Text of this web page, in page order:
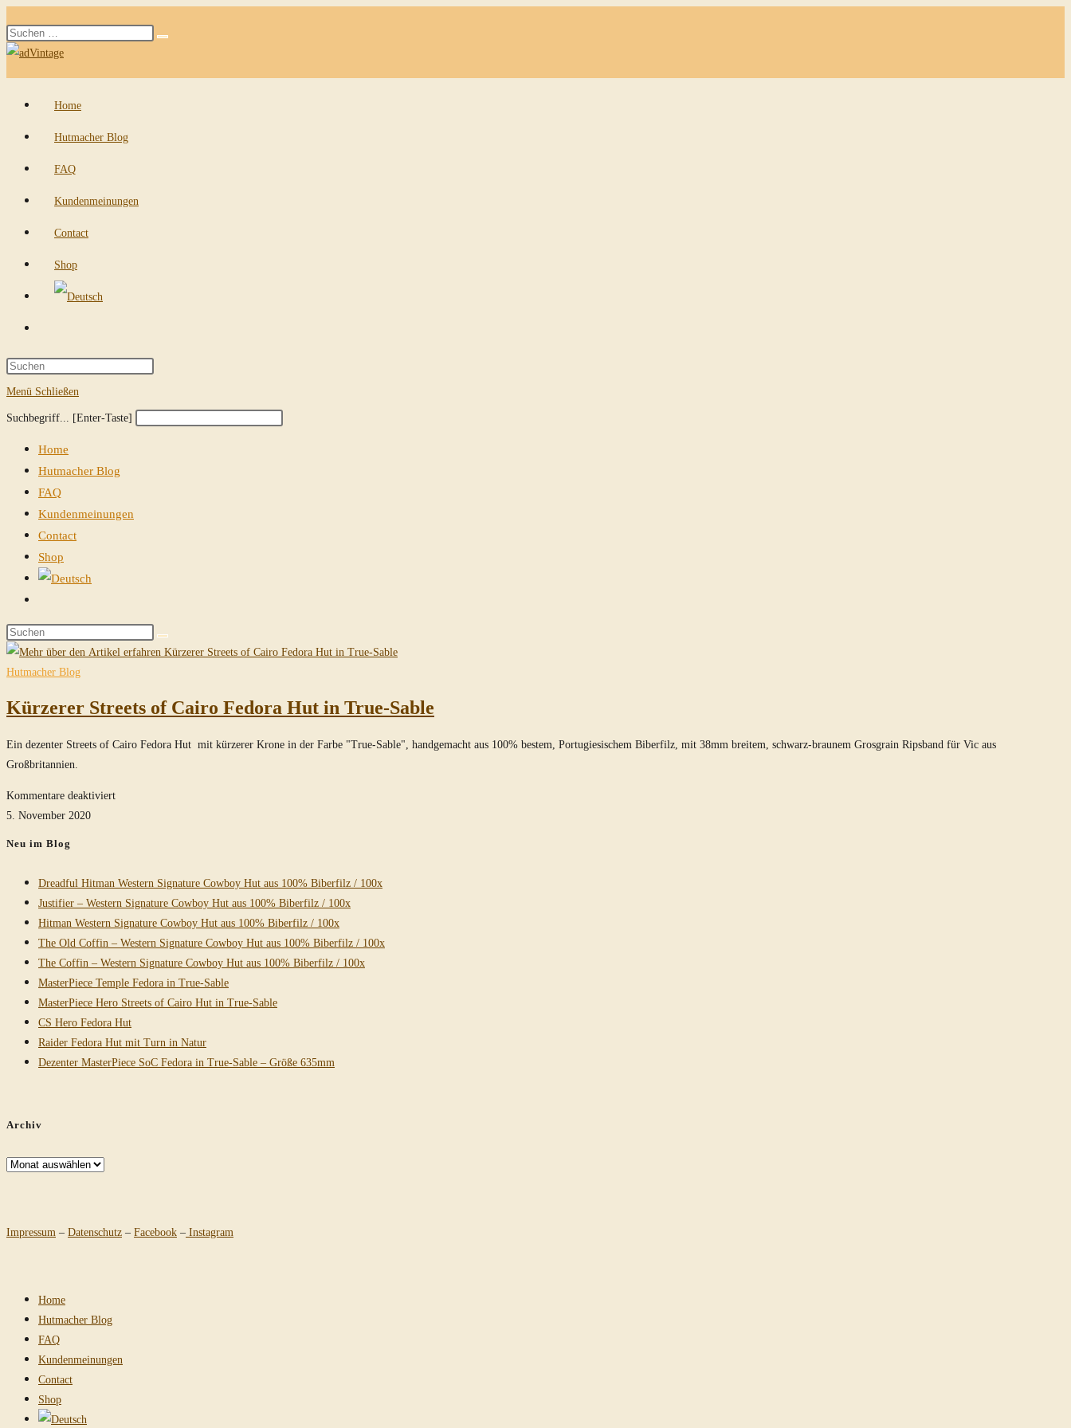
Inhalt
springen
Diese
Website
Suche
Home
Hutmacher Blog
FAQ
Kundenmeinungen
Contact
Shop
Suche
umschalten
Press
close
Menü Schließen
Diese
durchsuchen
Suchbegriff... [Enter-Taste]
Press
Home
Hutmacher Blog
FAQ
Kundenmeinungen
Contact
Shop
Suche
umschalten
Diese
Website
durchsuchen
Hutmacher Blog
Kürzerer Streets of Cairo Fedora Hut in True-Sable
Ein dezenter Streets of Cairo Fedora Hut mit kürzerer Krone in der Farbe "True-Sable", handgemacht aus 100% bestem, Portugiesischem Biberfilz, mit 38mm breitem, schwarz-braunem Grosgrain Ripsband für Vic aus
Großbritannien.
Kommentare deaktiviertfür
5. November 2020
Neu im Blog
Dreadful Hitman Western Signature Cowboy Hut aus 100% Biberfilz / 100x
Justifier – Western Signature Cowboy Hut aus 100% Biberfilz / 100x
Hitman Western Signature Cowboy Hut aus 100% Biberfilz / 100x
The Old Coffin – Western Signature Cowboy Hut aus 100% Biberfilz / 100x
The Coffin – Western Signature Cowboy Hut aus 100% Biberfilz / 100x
MasterPiece Temple Fedora in True-Sable
MasterPiece Hero Streets of Cairo Hut in True-Sable
CS Hero Fedora Hut
Raider Fedora Hut mit Turn in Natur
Dezenter MasterPiece SoC Fedora in True-Sable – Größe 635mm
Archiv
Archiv
Impressum – Datenschutz – Facebook – Instagram
Home
Hutmacher Blog
FAQ
Kundenmeinungen
Contact
Shop